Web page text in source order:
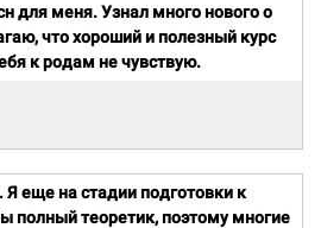
для меня. Узнал много нового о
что хороший и полезный курс
к родам не чувствую.
Я еще на стадии подготовки к
полный теоретик, поэтому многие